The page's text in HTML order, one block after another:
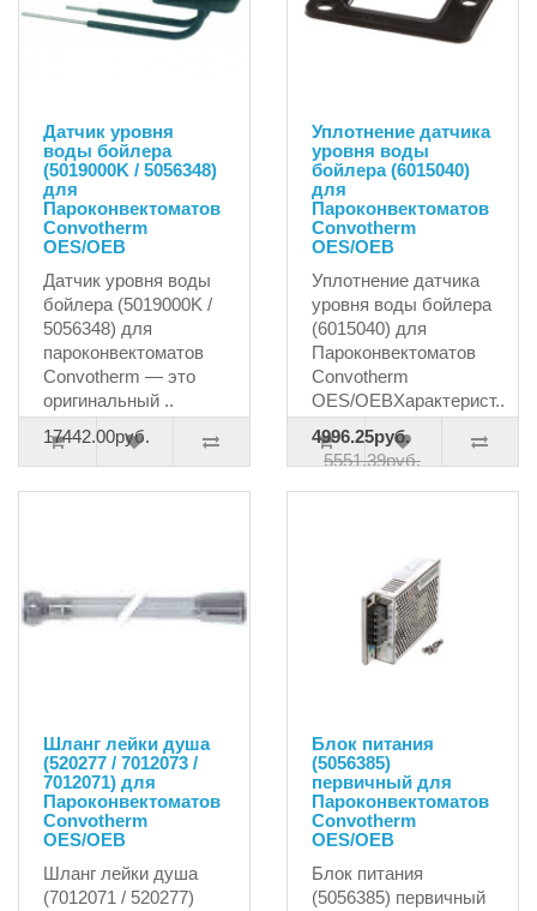
Датчик уровня
воды бойлера
(5019000K / 5056348)
для
Пароконвектоматов
Convotherm
OES/OEB
Датчик уровня воды
бойлера (5019000K /
5056348) для
пароконвектоматов
Convotherm — это
оригинальный ..
17442.00руб.
Уплотнение датчика
уровня воды
бойлера (6015040)
для
Пароконвектоматов
Convotherm
OES/OEB
Уплотнение датчика
уровня воды бойлера
(6015040) для
Пароконвектоматов
Convotherm
OES/OEBХарактерист..
4996.25руб.
5551.39руб.
Шланг лейки душа
(520277 / 7012073 /
7012071) для
Пароконвектоматов
Convotherm
OES/OEB
Шланг лейки душа
(7012071 / 520277)
Блок питания
(5056385)
первичный для
Пароконвектоматов
Convotherm
OES/OEB
Блок питания
(5056385) первичный